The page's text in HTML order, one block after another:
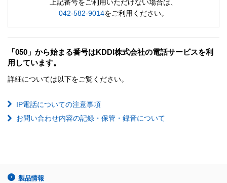
上記番号をご利用いただけない場合は、
042-582-9014をご利用ください。
「050」から始まる番号はKDDI株式会社の電話サービスを利
用しています。
詳細については以下をご覧ください。
IP電話についての注意事項
お問い合わせ内容の記録・保管・録音について
製品情報